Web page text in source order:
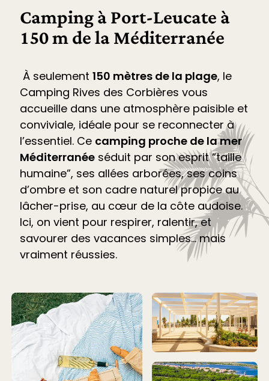
Camping à Port-Leucate à
150 m de la Méditerranée
À seulement150 mètres de la plage, le
Camping Rives des Corbières vous
accueille dans une atmosphère paisible et
conviviale, idéale pour se reconnecter à
l’essentiel. Ce camping proche de la mer
Méditerranée séduit par son esprit “taille
humaine”, ses allées arborées, ses coins
d’ombre et son cadre naturel propice au
lâcher-prise, au cœur de la côte audoise.
Ici, on vient pour respirer, ralentir, et
savourer des vacances simples… mais
vraiment réussies.